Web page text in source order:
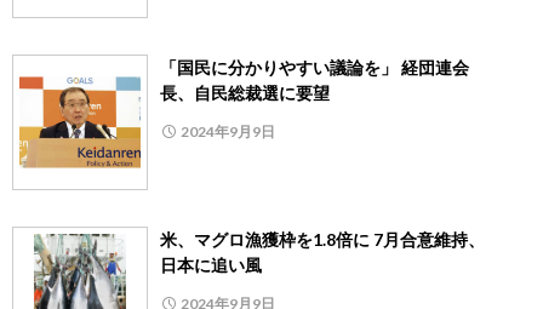
「国民に分かりやすい議論を」 経団連会
長、自民総裁選に要望
2024年9月9日
米、マグロ漁獲枠を1.8倍に 7月合意維持、
日本に追い風
2024年9月9日